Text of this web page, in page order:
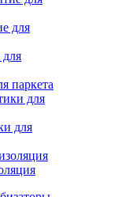
для
паркета
для